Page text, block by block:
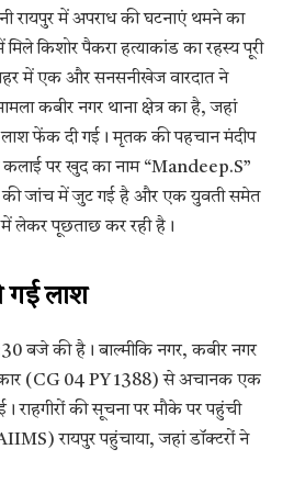
रायपुर में अपराध की घटनाएं थमने का
किशोर पैकरा हत्याकांड का रहस्य पूरी
में एक और सनसनीखेज वारदात ने
कबीर नगर थाना क्षेत्र का है, जहां
फेंक दी गई। मृतक की पहचान मंदीप
पर खुद का नाम “Mandeep.S”
की जांच में जुट गई है और एक युवती समेत
में लेकर पूछताछ कर रही है।
गई लाश
बजे की है। बाल्मीकि नगर, कबीर नगर
(CG 04 PY 1388) से अचानक एक
की सूचना पर मौके पर पहुंची
रायपुर पहुंचाया, जहां डॉक्टरों ने